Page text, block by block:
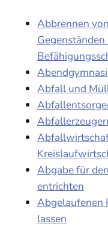
Abbrennen
Abfall und
Abgabe für
entrichten
Abgelaufenen
lassen